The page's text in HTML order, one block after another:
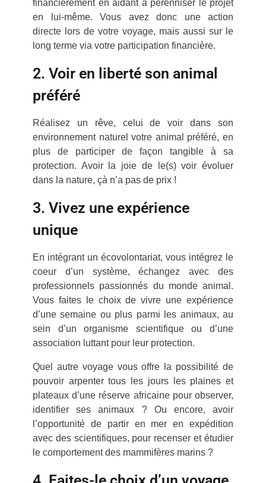
financièrement en aidant à pérenniser le projet
en lui-même. Vous avez donc une action
directe lors de votre voyage, mais aussi sur le
long terme via votre participation financière.
2. Voir en liberté son animal
préféré
Réalisez un rêve, celui de voir dans son
environnement naturel votre animal préféré, en
plus de participer de façon tangible à sa
protection. Avoir la joie de le(s) voir évoluer
dans la nature, çà n’a pas de prix !
3. Vivez une expérience
unique
En intégrant un écovolontariat, vous intégrez le
coeur d’un système, échangez avec des
professionnels passionnés du monde animal.
Vous faites le choix de vivre une expérience
d’une semaine ou plus parmi les animaux, au
sein d’un organisme scientifique ou d’une
association luttant pour leur protection.
Quel autre voyage vous offre la possibilité de
pouvoir arpenter tous les jours les plaines et
plateaux d’une réserve africaine pour observer,
identifier ses animaux ? Ou encore, avoir
l’opportunité de partir en mer en expédition
avec des scientifiques, pour recenser et étudier
le comportement des mammifères marins ?